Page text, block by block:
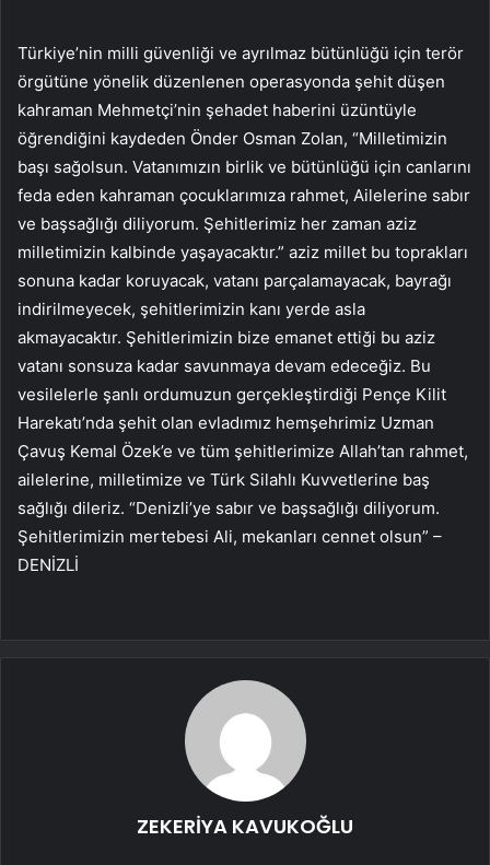
Türkiye’nin milli güvenliği ve ayrılmaz bütünlüğü için terör
örgütüne yönelik düzenlenen operasyonda şehit düşen
kahraman Mehmetçi’nin şehadet haberini üzüntüyle
öğrendiğini kaydeden Önder Osman Zolan, “Milletimizin
başı sağolsun. Vatanımızın birlik ve bütünlüğü için canlarını
feda eden kahraman çocuklarımıza rahmet, Ailelerine sabır
ve başsağlığı diliyorum. Şehitlerimiz her zaman aziz
milletimizin kalbinde yaşayacaktır.” aziz millet bu toprakları
sonuna kadar koruyacak, vatanı parçalamayacak, bayrağı
indirilmeyecek, şehitlerimizin kanı yerde asla
akmayacaktır. Şehitlerimizin bize emanet ettiği bu aziz
vatanı sonsuza kadar savunmaya devam edeceğiz. Bu
vesilelerle şanlı ordumuzun gerçekleştirdiği Pençe Kilit
Harekatı’nda şehit olan evladımız hemşehrimiz Uzman
Çavuş Kemal Özek’e ve tüm şehitlerimize Allah’tan rahmet,
ailelerine, milletimize ve Türk Silahlı Kuvvetlerine baş
sağlığı dileriz. “Denizli’ye sabır ve başsağlığı diliyorum.
Şehitlerimizin mertebesi Ali, mekanları cennet olsun” –
DENİZLİ
ZEKERİYA KAVUKOĞLU